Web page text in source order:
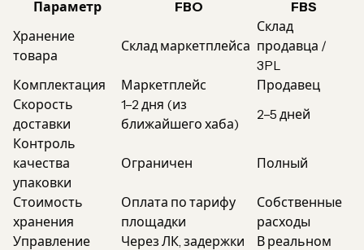
Параметр
FBO
FBS
Хранение
товара
Склад маркетплейса
Склад
продавца /
3PL
Комплектация
Маркетплейс
Продавец
Скорость
доставки
1–2 дня (из
ближайшего хаба)
2–5 дней
Контроль
качества
упаковки
Ограничен Полный
Стоимость
хранения
Оплата по тарифу
площадки
Собственные
расходы
Управление
Через ЛК, задержки
В реальном